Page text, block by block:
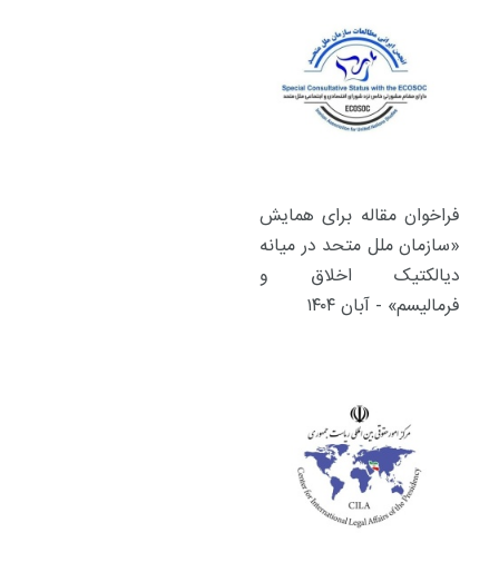
فراخوان مقاله برای همایش
«سازمان ملل متحد در میانه
دیالکتیک اخلاق و
فرمالیسم» - آبان ۱۴۰۴